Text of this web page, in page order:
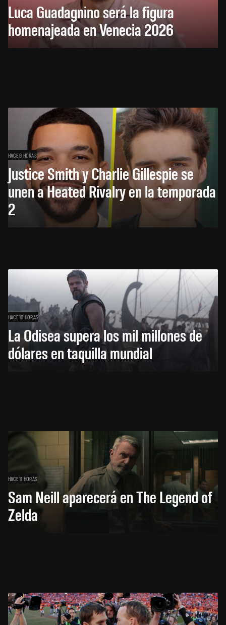
Luca Guadagnino será la figura
homenajeada en Venecia 2026
HACE 9 HORAS
Justice Smith y Charlie Gillespie se
unen a Heated Rivalry en la temporada
2
HACE 10 HORAS
La Odisea supera los mil millones de
dólares en taquilla mundial
HACE 11 HORAS
Sam Neill aparecerá en The Legend of
Zelda